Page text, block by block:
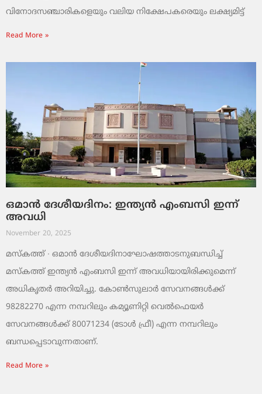
വിനോദസഞ്ചാരികളെയും വലിയ നിക്ഷേപകരെയും ലക്ഷ്യമിട്ട്
Read More »
ഒമാൻ ദേശീയദിനം: ഇന്ത്യൻ എംബസി ഇന്ന്
അവധി
November 20, 2025
മസ്‌കത്ത് ∙ ഒമാൻ ദേശീയദിനാഘോഷത്താടനുബന്ധിച്ച്
മസ്‌കത്ത് ഇന്ത്യൻ എംബസി ഇന്ന് അവധിയായിരിക്കുമെന്ന്
അധികൃതർ അറിയിച്ചു. കോൺസുലാർ സേവനങ്ങൾക്ക്
98282270 എന്ന നമ്പറിലും കമ്യൂണിറ്റി വെൽഫെയർ
സേവനങ്ങൾക്ക് 80071234 (ടോൾ ഫ്രീ) എന്ന നമ്പറിലും
ബന്ധപ്പെടാവുന്നതാണ്.
Read More »